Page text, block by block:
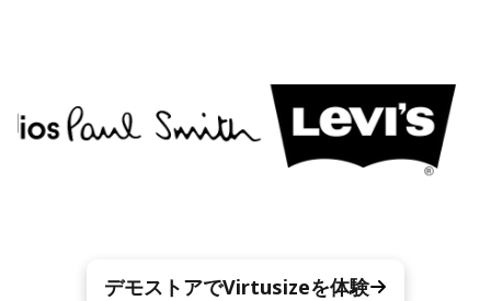
デモストアでVirtusizeを体験